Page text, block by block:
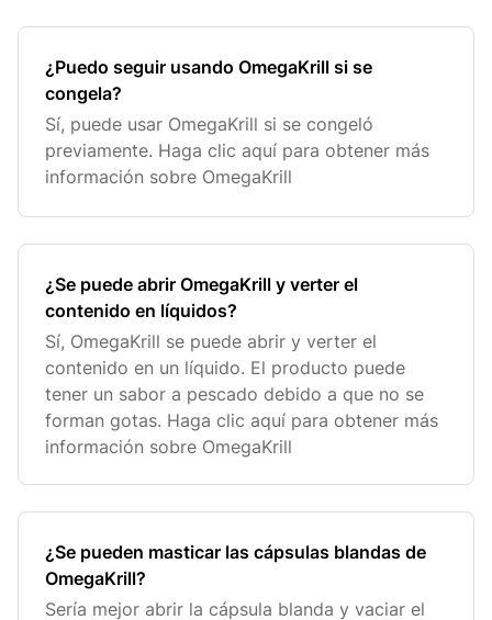
¿Puedo seguir usando OmegaKrill si se
congela?
Sí, puede usar OmegaKrill si se congeló
previamente. Haga clic aquí para obtener más
información sobre OmegaKrill
¿Se puede abrir OmegaKrill y verter el
contenido en líquidos?
Sí, OmegaKrill se puede abrir y verter el
contenido en un líquido. El producto puede
tener un sabor a pescado debido a que no se
forman gotas. Haga clic aquí para obtener más
información sobre OmegaKrill
¿Se pueden masticar las cápsulas blandas de
OmegaKrill?
Sería mejor abrir la cápsula blanda y vaciar el